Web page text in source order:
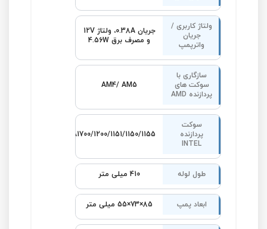
ولتاژ کاربری /
جریان
واترپمپ
جریان 0.38A، ولتاژ 12V
و مصرف برق 4.56W
سازگاری با
سوکت های
پردازنده AMD
AM4/ AM5
سوکت
پردازنده
INTEL
LGA1700/1200/1151/1150/1155
طول لوله 410 میلی متر
ابعاد پمپ 85×73×55 میلی متر